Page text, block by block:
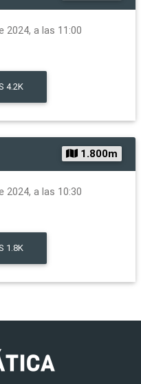
2024, a las 11:00
4.2K
1.800m
2024, a las 10:30
1.8K